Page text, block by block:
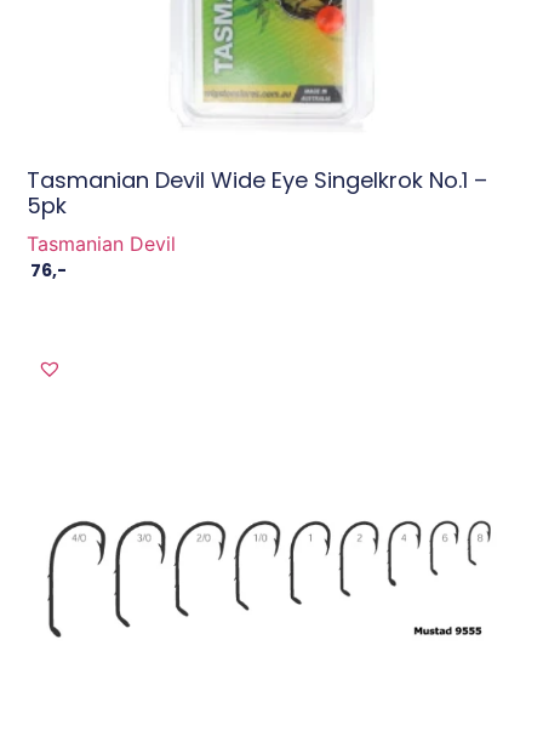
Tasmanian Devil Wide Eye Singelkrok No.1 –
5pk
Tasmanian Devil
76,-